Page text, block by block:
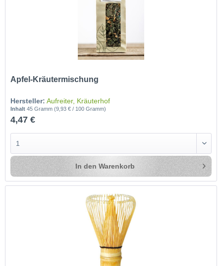
Apfel-Kräutermischung
Hersteller: Aufreiter, Kräuterhof
Inhalt45 Gramm(9,93 € / 100 Gramm)
4,47 €
In den Warenkorb